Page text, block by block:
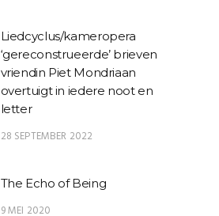
Liedcyclus/kameropera
‘gereconstrueerde’ brieven
vriendin Piet Mondriaan
overtuigt in iedere noot en
letter
28 SEPTEMBER 2022
The Echo of Being
9 MEI 2020